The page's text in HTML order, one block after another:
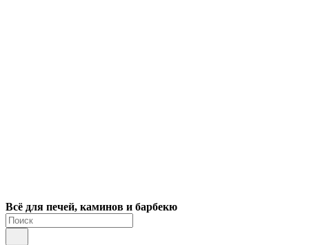
Всё для печей, каминов и барбекю